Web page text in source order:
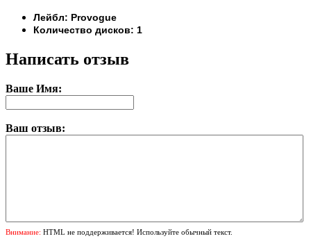
Лейбл: Provogue
Количество дисков: 1
Написать отзыв
Ваше Имя:
Ваш отзыв:
Внимание: HTML не поддерживается! Используйте обычный текст.